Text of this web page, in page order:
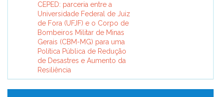
CEPED: parceria entre a
Universidade Federal de Juiz
de Fora (UFJF) e o Corpo de
Bombeiros Militar de Minas
Gerais (CBM-MG) para uma
Política Pública de Redução
de Desastres e Aumento da
Resiliência